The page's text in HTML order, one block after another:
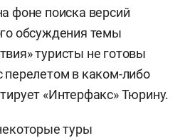
фоне поиска версий
обсуждения темы
туристы не готовы
перелетом в каком-либо
«Интерфакс» Тюрину.
туры